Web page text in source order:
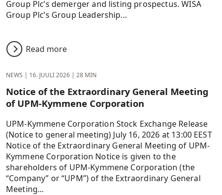
Group Plc’s demerger and listing prospectus. WISA
Group Plc’s Group Leadership...
Read more
NEWS | 16. JUULI 2026 | 28 MIN
Notice of the Extraordinary General Meeting
of UPM-Kymmene Corporation
UPM-Kymmene Corporation Stock Exchange Release
(Notice to general meeting) July 16, 2026 at 13:00 EEST
Notice of the Extraordinary General Meeting of UPM-
Kymmene Corporation Notice is given to the
shareholders of UPM-Kymmene Corporation (the
“Company” or “UPM”) of the Extraordinary General
Meeting...